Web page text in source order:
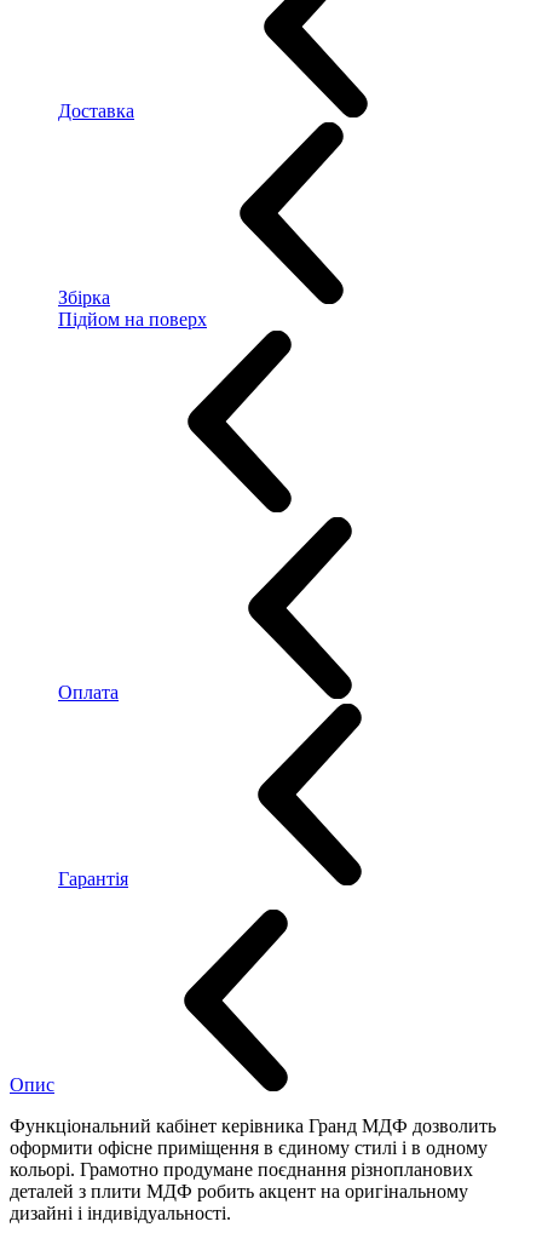
Доставка
Збірка
Підйом на поверх
Оплата
Гарантія
Опис
Функціональний кабінет керівника Гранд МДФ дозволить
оформити офісне приміщення в єдиному стилі і в одному
кольорі. Грамотно продумане поєднання різнопланових
деталей з плити МДФ робить акцент на оригінальному
дизайні і індивідуальності.